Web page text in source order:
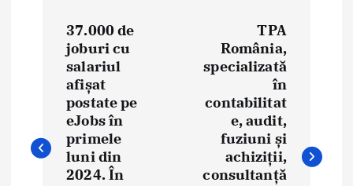
g
a
37.000 de
joburi cu
salariul
afișat
postate pe
eJobs în
primele
luni din
2024. În
TPA
România,
specializată
în
contabilitat
e, audit,
fuziuni și
achiziții,
consultanță